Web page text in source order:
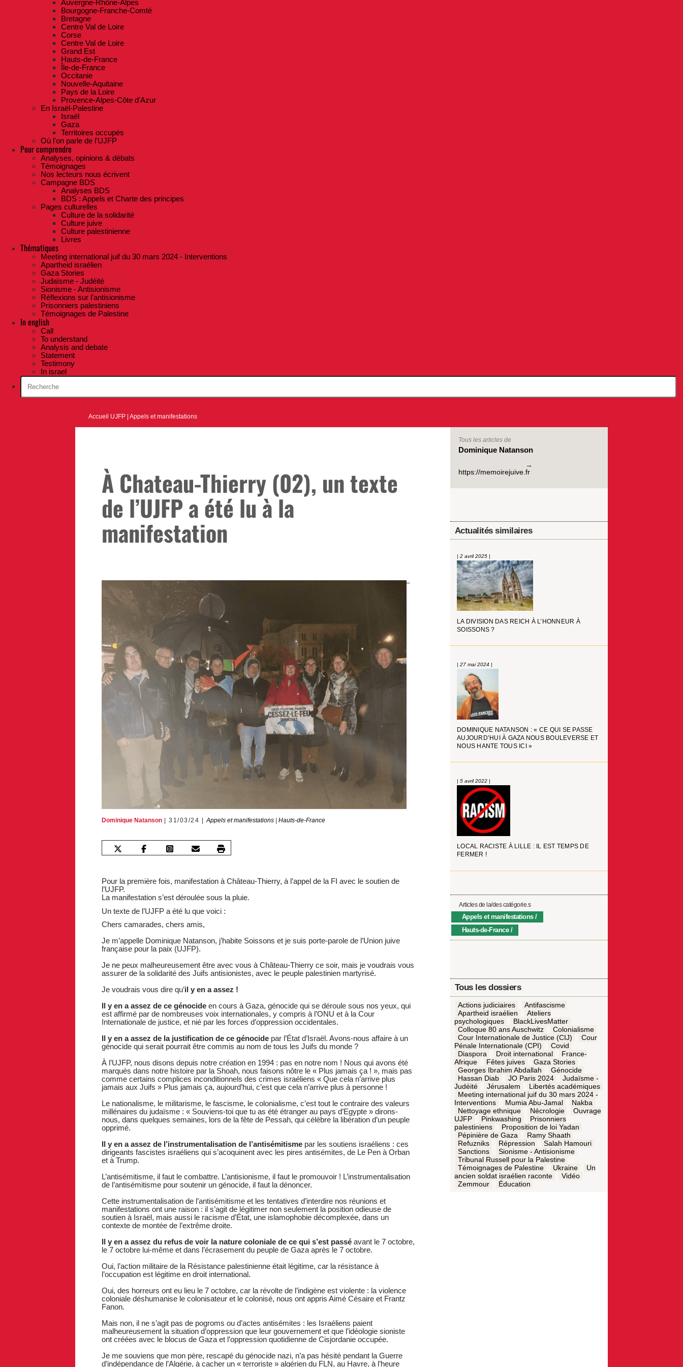
Auvergne-Rhône-Alpes
Bourgogne-Franche-Comté
Bretagne
Centre Val de Loire
Corse
Centre Val de Loire
Grand Est
Hauts-de-France
Île-de-France
Occitanie
Nouvelle-Aquitaine
Pays de la Loire
Provence-Alpes-Côte d'Azur
En Israël-Palestine
Israël
Gaza
Territoires occupés
Où l'on parle de l'UJFP
Pour comprendre
Analyses, opinions & débats
Témoignages
Nos lecteurs nous écrivent
Campagne BDS
Analyses BDS
BDS : Appels et Charte des principes
Pages culturelles
Culture de la solidarité
Culture juive
Culture palestinienne
Livres
Thématiques
Meeting international juif du 30 mars 2024 - Interventions
Apartheid israélien
Gaza Stories
Judaïsme - Judéité
Sionisme - Antisionisme
Réflexions sur l’antisionisme
Prisonniers palestiniens
Témoignages de Palestine
In english
Call
To understand
Analysis and debate
Statement
Testimony
In israel
Accueil UJFP |Appels et manifestations
À Chateau-Thierry (02), un texte
de l’UJFP a été lu à la
manifestation
Dominique Natanson 31/03/24 Appels et manifestations| Hauts-de-France
Pour la première fois, manifestation à Château-Thierry, à l’appel de la FI avec le soutien de
l’UJFP.
La manifestation s’est déroulée sous la pluie.
Un texte de l’UJFP a été lu que voici :
Chers camarades, chers amis,
Je m’appelle Dominique Natanson, j’habite Soissons et je suis porte-parole de l’Union juive
française pour la paix (UJFP).
Je ne peux malheureusement être avec vous à Château-Thierry ce soir, mais je voudrais vous
assurer de la solidarité des Juifs antisionistes, avec le peuple palestinien martyrisé.
Je voudrais vous dire qu’il y en a assez !
Il y en a assez de ce génocideen cours à Gaza, génocide qui se déroule sous nos yeux, qui
est affirmé par de nombreuses voix internationales, y compris à l’ONU et à la Cour
Internationale de justice, et nié par les forces d’oppression occidentales.
Il y en a assez de la justification de ce génocidepar l’État d’Israël. Avons-nous affaire à un
génocide qui serait pourrait être commis au nom de tous les Juifs du monde ?
À l’UJFP, nous disons depuis notre création en 1994 : pas en notre nom ! Nous qui avons été
marqués dans notre histoire par la Shoah, nous faisons nôtre le « Plus jamais ça ! », mais pas
comme certains complices inconditionnels des crimes israéliens « Que cela n’arrive plus
jamais aux Juifs » Plus jamais ça, aujourd’hui, c’est que cela n’arrive plus à personne !
Le nationalisme, le militarisme, le fascisme, le colonialisme, c’est tout le contraire des valeurs
millénaires du judaïsme : « Souviens-toi que tu as été étranger au pays d’Egypte » dirons-
nous, dans quelques semaines, lors de la fête de Pessah, qui célèbre la libération d’un peuple
opprimé.
Il y en a assez de l’instrumentalisation de l’antisémitismepar les soutiens israéliens : ces
dirigeants fascistes israéliens qui s’acoquinent avec les pires antisémites, de Le Pen à Orban
et à Trump.
L’antisémitisme, il faut le combattre. L’antisionisme, il faut le promouvoir ! L’instrumentalisation
de l’antisémitisme pour soutenir un génocide, il faut la dénoncer.
Cette instrumentalisation de l’antisémitisme et les tentatives d’interdire nos réunions et
manifestations ont une raison : il s’agit de légitimer non seulement la position odieuse de
soutien à Israël, mais aussi le racisme d’État, une islamophobie décomplexée, dans un
contexte de montée de l’extrême droite.
Il y en a assez du refus de voir la nature coloniale de ce qui s’est passéavant le 7 octobre,
le 7 octobre lui-même et dans l’écrasement du peuple de Gaza après le 7 octobre.
Oui, l’action militaire de la Résistance palestinienne était légitime, car la résistance à
l’occupation est légitime en droit international.
Oui, des horreurs ont eu lieu le 7 octobre, car la révolte de l’indigène est violente : la violence
coloniale déshumanise le colonisateur et le colonisé, nous ont appris Aimé Césaire et Frantz
Fanon.
Mais non, il ne s’agit pas de pogroms ou d’actes antisémites : les Israéliens paient
malheureusement la situation d’oppression que leur gouvernement et que l’idéologie sioniste
ont créées avec le blocus de Gaza et l’oppression quotidienne de Cisjordanie occupée.
Je me souviens que mon père, rescapé du génocide nazi, n’a pas hésité pendant la Guerre
d’indépendance de l’Algérie, à cacher un « terroriste » algérien du FLN, au Havre, à l’heure
Tous les articles de
Dominique Natanson
https://memoirejuive.fr
Actualités similaires
| 2 avril 2025 |
LA DIVISION DAS REICH À L’HONNEUR À
SOISSONS ?
| 27 mai 2024 |
DOMINIQUE NATANSON : « CE QUI SE PASSE
AUJOURD’HUI À GAZA NOUS BOULEVERSE ET
NOUS HANTE TOUS ICI »
| 5 avril 2022 |
LOCAL RACISTE À LILLE : IL EST TEMPS DE
FERMER !
Articles de la/des catégorie.s
Appels et manifestations
Hauts-de-France
Tous les dossiers
Actions judiciaires
Antifascisme
Apartheid israélien
Ateliers
psychologiques
BlackLivesMatter
Colloque 80 ans Auschwitz
Colonialisme
Cour Internationale de Justice (CIJ)
Cour
Pénale Internationale (CPI)
Covid
Diaspora
Droit international
France-
Afrique
Fêtes juives
Gaza Stories
Georges Ibrahim Abdallah
Génocide
Hassan Diab
JO Paris 2024
Judaïsme -
Judéité
Jérusalem
Libertés académiques
Meeting international juif du 30 mars 2024 -
Interventions
Mumia Abu-Jamal
Nakba
Nettoyage ethnique
Nécrologie
Ouvrage
UJFP
Pinkwashing
Prisonniers
palestiniens
Proposition de loi Yadan
Pépinière de Gaza
Ramy Shaath
Refuzniks
Répression
Salah Hamouri
Sanctions
Sionisme - Antisionisme
Tribunal Russell pour la Palestine
Témoignages de Palestine
Ukraine
Un
ancien soldat israélien raconte
Vidéo
Zemmour
Éducation